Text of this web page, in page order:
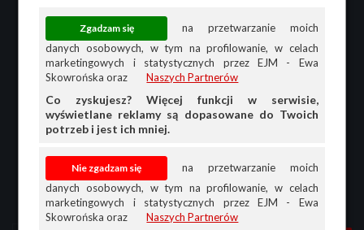
na przetwarzanie moich
danych osobowych, w tym na profilowanie, w celach
marketingowych i statystycznych przez EJM - Ewa
Skowrońska oraz
Naszych Partnerów
Co zyskujesz? Więcej funkcji w serwisie,
wyświetlane reklamy są dopasowane do Twoich
potrzeb i jest ich mniej.
na przetwarzanie moich
danych osobowych, w tym na profilowanie, w celach
marketingowych i statystycznych przez EJM - Ewa
Skowrońska oraz
Naszych Partnerów